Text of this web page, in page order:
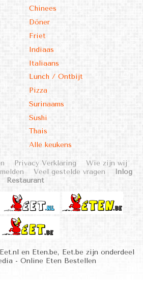
Chinees
Döner
Friet
Indiaas
Italiaans
Lunch / Ontbijt
Pizza
Surinaams
Sushi
Thais
Alle keukens
Privacy Verklaring
Wie zijn wij
Veel gestelde vragen
Inlog
Restaurant
en Eten.be, Eet.be zijn onderdeel
- Online Eten Bestellen